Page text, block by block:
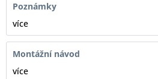
Poznámky
více
Montážní návod
více